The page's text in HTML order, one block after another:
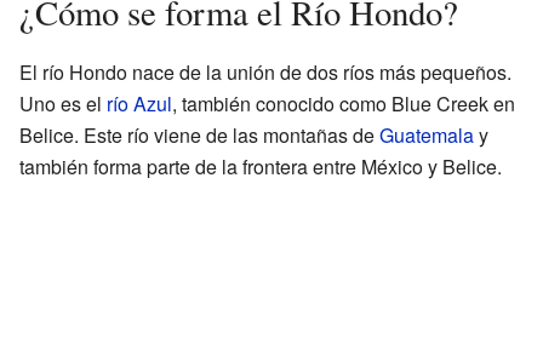
¿Cómo se forma el Río Hondo?
El río Hondo nace de la unión de dos ríos más pequeños.
Uno es el río Azul, también conocido como Blue Creek en
Belice. Este río viene de las montañas deGuatemalay
también forma parte de la frontera entre México y Belice.